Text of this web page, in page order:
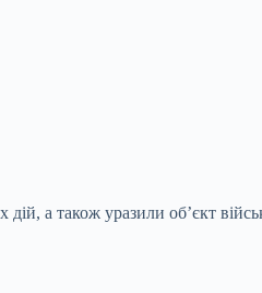
а також уразили об’єкт